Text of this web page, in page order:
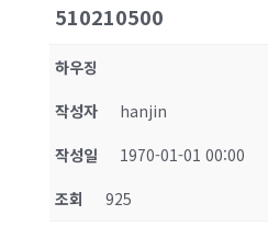
510210500
하우징
작성자
hanjin
작성일
1970-01-01 00:00
조회
925